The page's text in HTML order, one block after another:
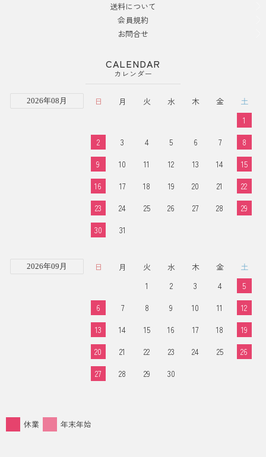
送料について
会員規約
お問合せ
CALENDAR
カレンダー
2026年08月 日 月 火 水 木 金
土
1
2
3 4 5 6 7
8
9
10 11 12 13 14
15
16
17 18 19 20 21
22
23
24 25 26 27 28
29
30
31
2026年09月 日 月 火 水 木 金
土
1
2 3 4
5
6
7 8 9 10 11
12
13
14 15 16 17 18
19
20
21 22 23 24 25
26
27
28 29 30
休業 年末年始